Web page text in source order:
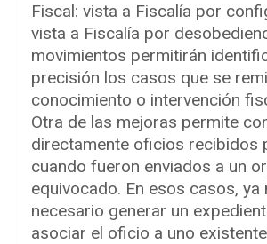
Fiscal: vista a Fiscalía por
vista a Fiscalía por
movimientos permitirán
precisión los casos que se
conocimiento o intervención
Otra de las mejoras permite
directamente oficios recibidos
cuando fueron enviados a un
equivocado. En esos casos, ya
necesario generar un
asociar el oficio a uno